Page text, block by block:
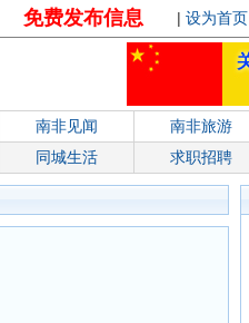
免费发布信息 | 设为首页
南非见闻 南非旅游
同城生活 求职招聘